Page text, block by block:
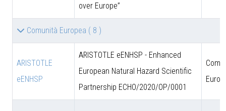
over Europe”
Comunità Europea ( 8 )
ARISTOTLE
eENHSP
ARISTOTLE eENHSP - Enhanced
European Natural Hazard Scientific
Partnership ECHO/2020/OP/0001